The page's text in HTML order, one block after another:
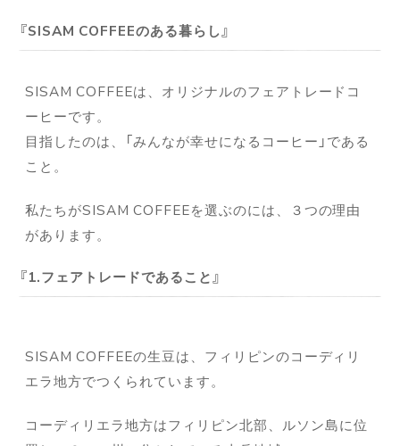
SISAM COFFEEのある暮らし
SISAM COFFEEは、オリジナルのフェアトレードコ
ーヒーです。
目指したのは、「みんなが幸せになるコーヒー」である
こと。
私たちがSISAM COFFEEを選ぶのには、３つの理由
があります。
1.フェアトレードであること
SISAM COFFEEの生豆は、フィリピンのコーディリ
エラ地方でつくられています。
コーディリエラ地方はフィリピン北部、ルソン島に位